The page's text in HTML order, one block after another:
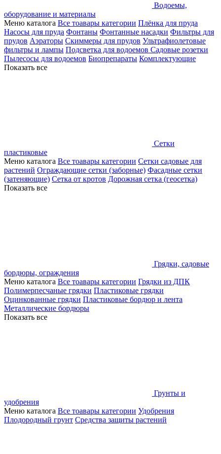
Водоемы,
оборудование и материалы
Меню каталога Все тоавары категории Плёнка для пруда
Насосы для пруда Фонтаны Фонтанные насадки Фильтры для
прудов Аэраторы Скиммеры для прудов Ультрафиолетовые
фильтры и лампы Подсветка для водоемов Садовые розетки
Пылесосы для водоемов Биопрепараты Комплектующие
Показать все
Сетки
пластиковые
Меню каталога Все тоавары категории Сетки садовые для
растений Ограждающие сетки (заборные) Фасадные сетки
(затеняющие) Сетка от кротов Дорожная сетка (геосетка)
Показать все
Грядки, садовые
бордюры, ограждения
Меню каталога Все тоавары категории Грядки из ДПК
Полимерпесчаные грядки Пластиковые грядки
Оцинкованные грядки Пластиковые бордюр и лента
Металлические бордюры
Показать все
Грунты и
удобрения
Меню каталога Все тоавары категории Удобрения
Плодородный грунт Средства защиты растений